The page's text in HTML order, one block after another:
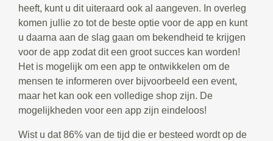
heeft, kunt u dit uiteraard ook al aangeven. In overleg
komen jullie zo tot de beste optie voor de app en kunt
u daarna aan de slag gaan om bekendheid te krijgen
voor de app zodat dit een groot succes kan worden!
Het is mogelijk om een app te ontwikkelen om de
mensen te informeren over bijvoorbeeld een event,
maar het kan ook een volledige shop zijn. De
mogelijkheden voor een app zijn eindeloos!
Wist u dat 86% van de tijd die er besteed wordt op de